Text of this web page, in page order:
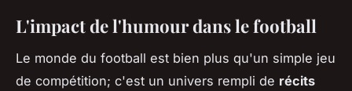
L'impact de l'humour dans le football
Le monde du football est bien plus qu'un simple jeu
de compétition; c'est un univers rempli de récits